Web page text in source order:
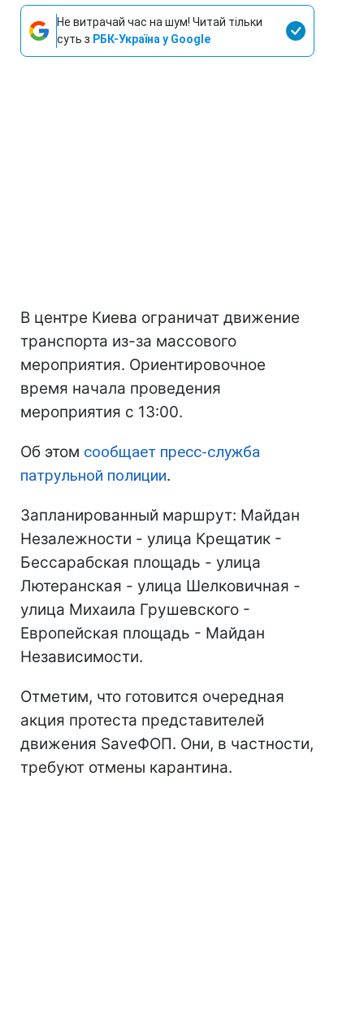
Не витрачай час на шум! Читай тільки
суть з РБК-Україна у Google
В центре Киева ограничат движение
транспорта из-за массового
мероприятия. Ориентировочное
время начала проведения
мероприятия с 13:00.
Об этом сообщает пресс-служба
патрульной полиции.
Запланированный маршрут: Майдан
Незалежности - улица Крещатик -
Бессарабская площадь - улица
Лютеранская - улица Шелковичная -
улица Михаила Грушевского -
Европейская площадь - Майдан
Независимости.
Отметим, что готовится очередная
акция протеста представителей
движения SaveФОП. Они, в частности,
требуют отмены карантина.